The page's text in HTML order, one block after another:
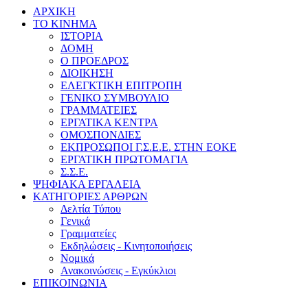
ΑΡΧΙΚΗ
ΤΟ ΚΙΝΗΜΑ
ΙΣΤΟΡΙΑ
ΔΟΜΗ
Ο ΠΡΟΕΔΡΟΣ
ΔΙΟΙΚΗΣΗ
ΕΛΕΓΚΤΙΚΗ ΕΠΙΤΡΟΠΗ
ΓΕΝΙΚΟ ΣΥΜΒΟΥΛΙΟ
ΓΡΑΜΜΑΤΕΙΕΣ
ΕΡΓΑΤΙΚΑ ΚΕΝΤΡΑ
ΟΜΟΣΠΟΝΔΙΕΣ
ΕΚΠΡΟΣΩΠΟΙ Γ.Σ.Ε.Ε. ΣΤΗΝ ΕΟΚΕ
ΕΡΓΑΤΙΚΗ ΠΡΩΤΟΜΑΓΙΑ
Σ.Σ.Ε.
ΨΗΦΙΑΚΑ ΕΡΓΑΛΕΙΑ
ΚΑΤΗΓΟΡΙΕΣ ΑΡΘΡΩΝ
Δελτία Τύπου
Γενικά
Γραμματείες
Εκδηλώσεις - Κινητοποιήσεις
Νομικά
Ανακοινώσεις - Εγκύκλιοι
ΕΠΙΚΟΙΝΩΝΙΑ